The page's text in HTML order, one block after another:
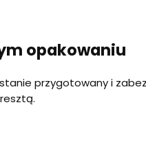
opakowaniu
przygotowany i